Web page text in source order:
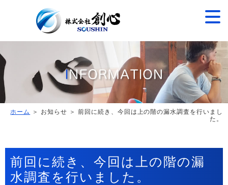
ホーム
＞ お知らせ ＞ 前回に続き、今回は上の階の漏水調査を行いまし
た。
前回に続き、今回は上の階の漏
水調査を行いました。